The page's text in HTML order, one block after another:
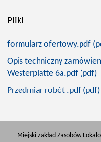
Pliki
formularz ofertowy.pdf
Opis techniczny
Westerplatte 6a.pdf (pdf)
Przedmiar robót .pdf (pdf)
Miejski Zakład Zasobów